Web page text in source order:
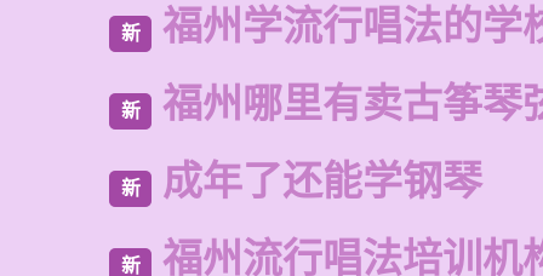
新 福州学流行唱法的学
新 福州哪里有卖古筝琴
新 成年了还能学钢琴
新 福州流行唱法培训机